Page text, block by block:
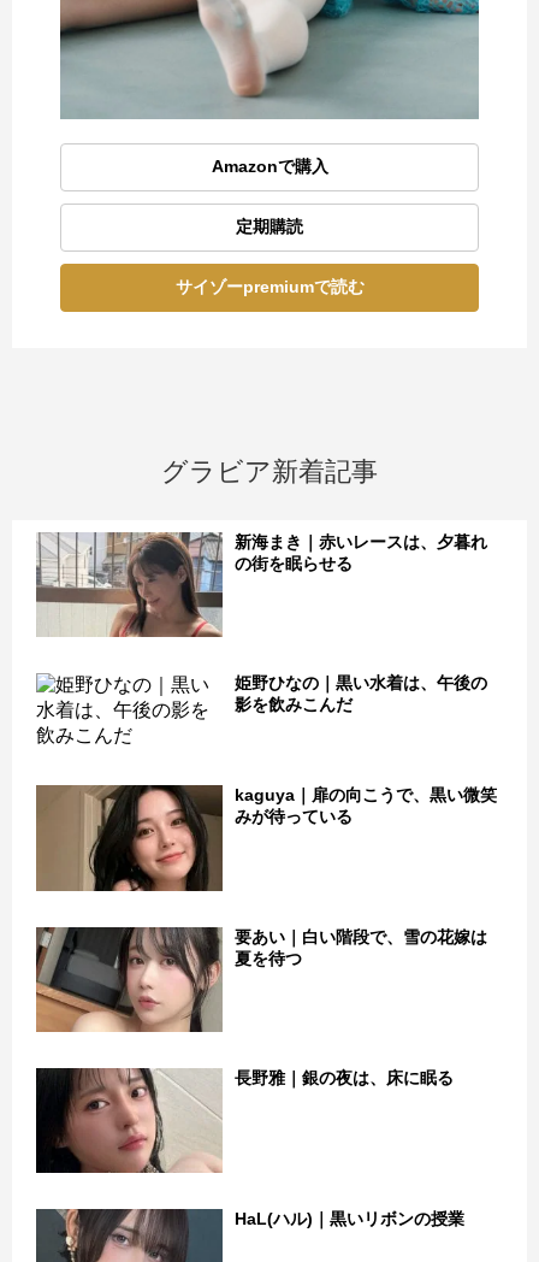
Amazonで購入
定期購読
サイゾーpremiumで読む
グラビア新着記事
新海まき｜赤いレースは、夕暮れ
の街を眠らせる
姫野ひなの｜黒い水着は、午後の
影を飲みこんだ
kaguya｜扉の向こうで、黒い微笑
みが待っている
要あい｜白い階段で、雪の花嫁は
夏を待つ
長野雅｜銀の夜は、床に眠る
HaL(ハル)｜黒いリボンの授業